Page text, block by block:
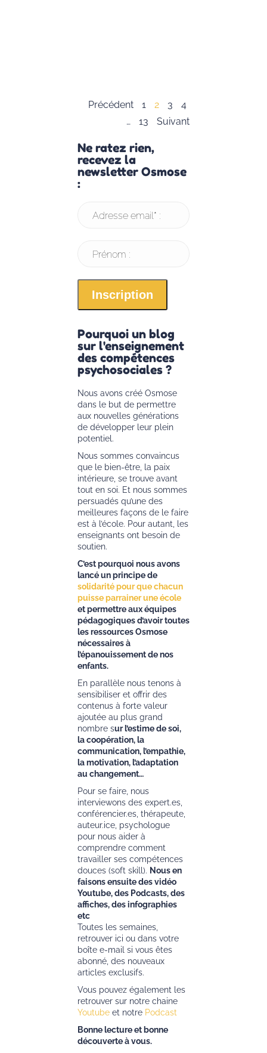
Précédent 1 2 3
4
…
13 Suivant
Ne ratez rien,
recevez la
newsletter Osmose
:
Adresse email* :
Prénom :
Pourquoi un blog
sur l'enseignement
des compétences
psychosociales ?
Nous avons créé Osmose
dans le but de permettre
aux nouvelles générations
de développer leur plein
potentiel.
Nous sommes convaincus
que le bien-être, la paix
intérieure, se trouve avant
tout en soi. Et nous sommes
persuadés qu’une des
meilleures façons de le faire
est à l’école. Pour autant, les
enseignants ont besoin de
soutien.
C’est pourquoi nous avons
lancé un principe de
solidarité pour que chacun
puisse parrainer une école
et permettre aux équipes
pédagogiques d’avoir toutes
les ressources Osmose
nécessaires à
l’épanouissement de nos
enfants.
En parallèle nous tenons à
sensibiliser et offrir des
contenus à forte valeur
ajoutée au plus grand
nombre sur l’estime de soi,
la coopération, la
communication, l’empathie,
la motivation, l’adaptation
au changement…
Pour se faire, nous
interviewons des expert.es,
conférencier.es, thérapeute,
auteur.ice, psychologue
pour nous aider à
comprendre comment
travailler ses compétences
douces (soft skill). Nous en
faisons ensuite des vidéo
Youtube, des Podcasts, des
affiches, des infographies
etc
Toutes les semaines,
retrouver ici ou dans votre
boîte e-mail si vous êtes
abonné, des nouveaux
articles exclusifs.
Vous pouvez également les
retrouver sur notre chaine
Youtube et notre Podcast
Bonne lecture et bonne
découverte à vous.